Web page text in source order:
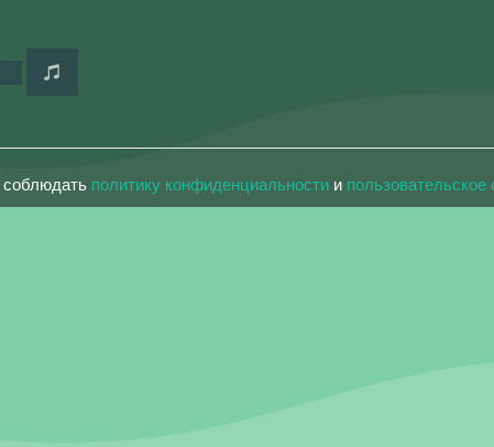
политику конфиденциальности и